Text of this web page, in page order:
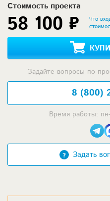
Стоимость проекта
58 100 ₽
Что
Задайте вопросы по
8 (800)
Время работы:
Задать